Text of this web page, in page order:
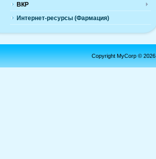
ВКР
Интернет-ресурсы (Фармация)
Copyright MyCorp © 2026